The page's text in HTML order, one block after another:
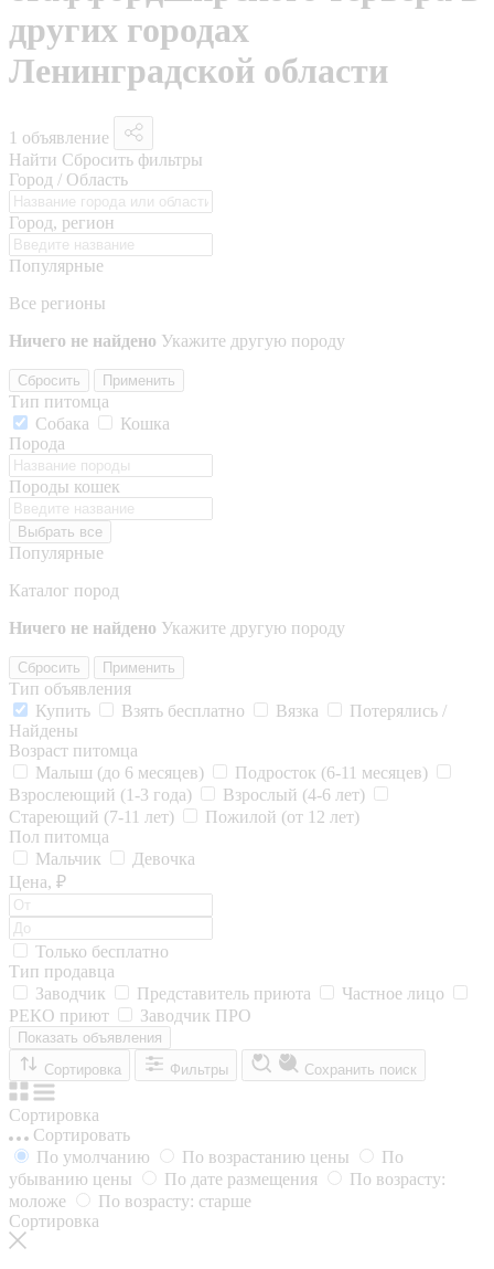
других городах
Ленинградской области
1 объявление
Найти Сбросить фильтры
Город / Область
Город, регион
Популярные
Все регионы
Ничего не найдено Укажите другую породу
Сбросить Применить
Тип питомца
Собака
Кошка
Порода
Породы кошек
Выбрать все
Популярные
Каталог пород
Ничего не найдено Укажите другую породу
Сбросить Применить
Тип объявления
Купить
Взять бесплатно Вязка
Потерялись /
Найдены
Возраст питомца
Малыш (до 6 месяцев)
Подросток (6-11 месяцев)
Взрослеющий (1-3 года)
Взрослый (4-6 лет)
Стареющий (7-11 лет)
Пожилой (от 12 лет)
Пол питомца
Мальчик
Девочка
Цена, ₽
Только бесплатно
Тип продавца
Заводчик
Представитель приюта
Частное лицо
РЕКО приют
Заводчик ПРО
Показать объявления
Сортировка
Фильтры Сохранить поиск
Сортировка
Сортировать
По умолчанию
По возрастанию цены
По
убыванию цены
По дате размещения
По возрасту:
моложе
По возрасту: старше
Сортировка